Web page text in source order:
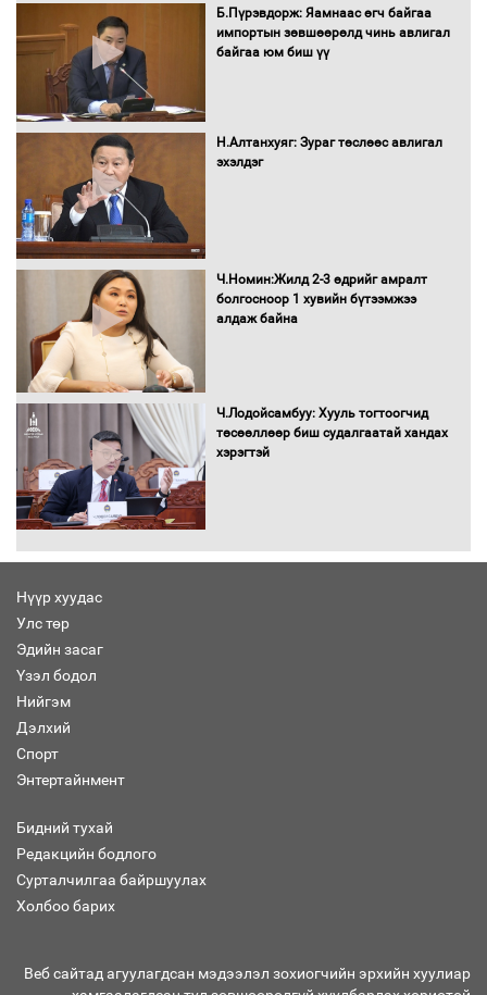
Б.Пүрэвдорж: Яамнаас өгч байгаа
импортын зөвшөөрөлд чинь авлигал
байгаа юм биш үү
Н.Алтанхуяг: Зураг төслөөс авлигал
эхэлдэг
Ч.Номин:Жилд 2-3 өдрийг амралт
болгосноор 1 хувийн бүтээмжээ
алдаж байна
Ч.Лодойсамбуу: Хууль тогтоогчид
төсөөллөөр биш судалгаатай хандах
хэрэгтэй
Нүүр хуудас
Улс төр
Эдийн засаг
Үзэл бодол
Нийгэм
Дэлхий
Спорт
Энтертайнмент
Бидний тухай
Редакцийн бодлого
Сурталчилгаа байршуулах
Холбоо барих
Веб сайтад агуулагдсан мэдээлэл зохиогчийн эрхийн хуулиар